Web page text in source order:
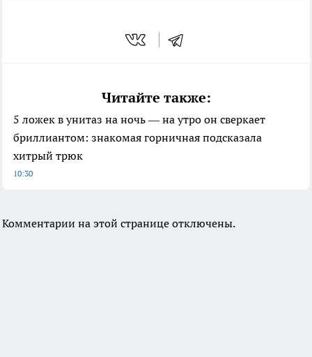
Читайте также:
5 ложек в унитаз на ночь — на утро он сверкает
бриллиантом: знакомая горничная подсказала
хитрый трюк
10:30
Комментарии на этой странице отключены.